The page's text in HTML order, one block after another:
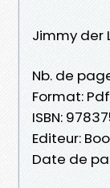
Jimmy der
Nb. de
Format:
ISBN:
Editeur:
Date de